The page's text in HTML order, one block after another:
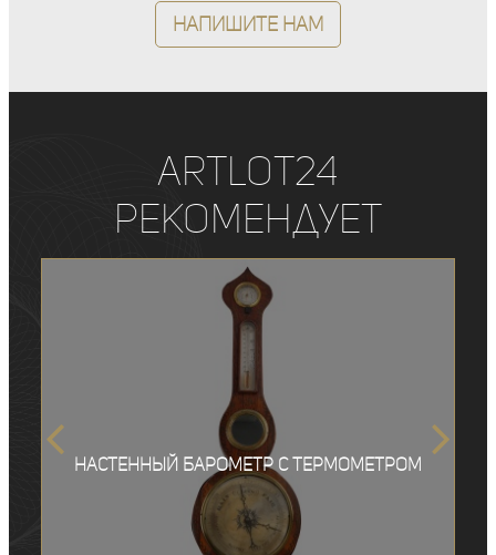
Напишите нам
ArtLot24
рекомендует
Настенный барометр с термометром